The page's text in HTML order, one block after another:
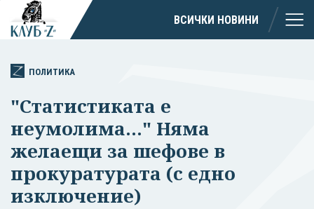
ВСИЧКИ НОВИНИ
ПОЛИТИКА
"Статистиката е
неумолима..." Няма
желаещи за шефове в
прокуратурата (с едно
изключение)